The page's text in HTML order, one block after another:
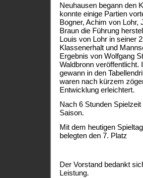
Neuhausen begann den
konnte einige Partien
Bogner, Achim von Lohr,
Braun die Führung
Louis von Lohr in seiner
Klassenerhalt und
Ergebnis von Wolfgang
Waldbronn veröffentlicht.
gewann in den
waren nach kürzem
Entwicklung erleichtert.
Nach 6 Stunden
Saison.
Mit dem heutigen
belegten den 7. Platz
Der Vorstand bedankt
Leistung.